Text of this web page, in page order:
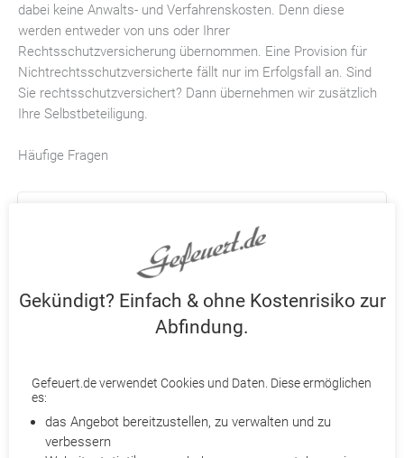
dabei keine Anwalts- und Verfahrenskosten. Denn diese
werden entweder von uns oder Ihrer
Rechtsschutzversicherung übernommen. Eine Provision für
Nichtrechtsschutzversicherte fällt nur im Erfolgsfall an. Sind
Sie rechtsschutzversichert? Dann übernehmen wir zusätzlich
Ihre Selbstbeteiligung.
Häufige Fragen
Ja, Menschen mit einer Schwerbehinderung sind
durch das Sozialgesetzbuch IX besonders geschützt.
In der Regel muss das Integrationsamt erst einer
Kündigung zustimmen.
Wann können Schwerbehinderte gekündigt werden?
Schwerbehinderte genießen einen besonderen
Gekündigt? Einfach & ohne Kostenrisiko zur
Abfindung.
Gefeuert.de verwendet Cookies und Daten. Diese ermöglichen
es:
das Angebot bereitzustellen, zu verwalten und zu
verbessern